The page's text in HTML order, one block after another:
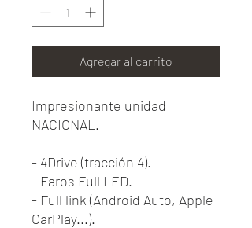
Agregar al carrito
Impresionante unidad
NACIONAL.
- 4Drive (tracción 4).
- Faros Full LED.
- Full link (Android Auto, Apple
CarPlay...).